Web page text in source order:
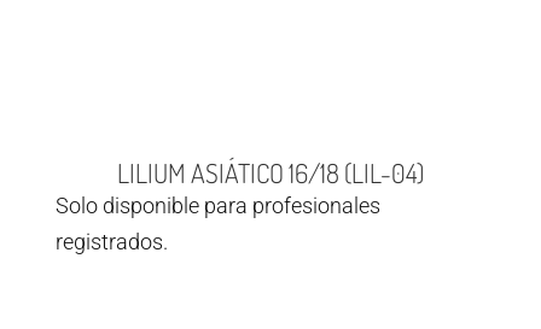
LILIUM ASIÁTICO 16/18 (LIL-04)
Solo disponible para profesionales
registrados.